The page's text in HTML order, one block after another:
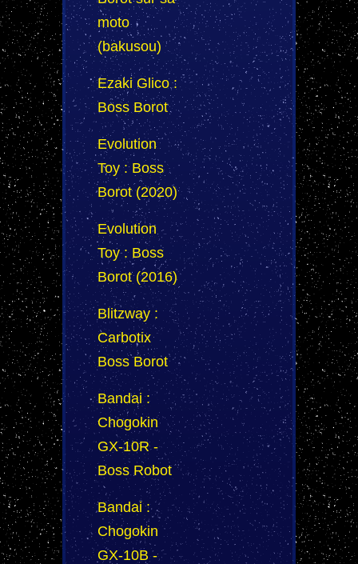
moto
(bakusou)
Ezaki Glico :
Boss Borot
Evolution
Toy : Boss
Borot (2020)
Evolution
Toy : Boss
Borot (2016)
Blitzway :
Carbotix
Boss Borot
Bandai :
Chogokin
GX-10R -
Boss Robot
Bandai :
Chogokin
GX-10B -